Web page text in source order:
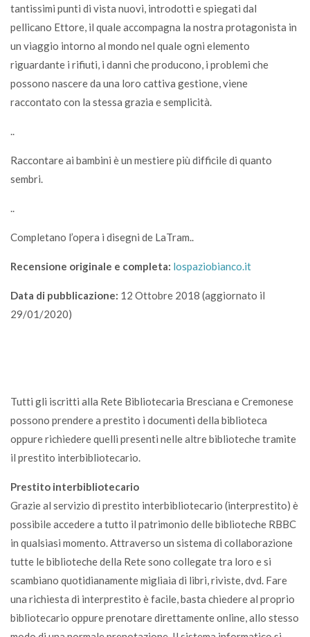
tantissimi punti di vista nuovi, introdotti e spiegati dal
pellicano Ettore, il quale accompagna la nostra protagonista in
un viaggio intorno al mondo nel quale ogni elemento
riguardante i rifiuti, i danni che producono, i problemi che
possono nascere da una loro cattiva gestione, viene
raccontato con la stessa grazia e semplicità.
..
Raccontare ai bambini è un mestiere più difficile di quanto
sembri.
..
Completano l’opera i disegni de LaTram..
Recensione originale e completa: lospaziobianco.it
Data di pubblicazione: 12 Ottobre 2018 (aggiornato il
29/01/2020)
Tutti gli iscritti alla Rete Bibliotecaria Bresciana e Cremonese
possono prendere a prestito i documenti della biblioteca
oppure richiedere quelli presenti nelle altre biblioteche tramite
il prestito interbibliotecario.
Prestito interbibliotecario
Grazie al servizio di prestito interbibliotecario (interprestito) è
possibile accedere a tutto il patrimonio delle biblioteche RBBC
in qualsiasi momento. Attraverso un sistema di collaborazione
tutte le biblioteche della Rete sono collegate tra loro e si
scambiano quotidianamente migliaia di libri, riviste, dvd. Fare
una richiesta di interprestito è facile, basta chiedere al proprio
bibliotecario oppure prenotare direttamente online, allo stesso